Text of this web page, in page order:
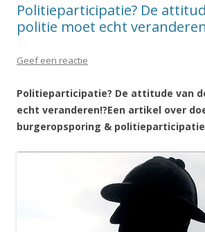
Politieparticipatie? De
politie moet echt
Geef een reactie
Politieparticipatie? De attitude van
echt veranderen!?Een artikel over
burgeropsporing &